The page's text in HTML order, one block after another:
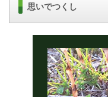
思いでつくし